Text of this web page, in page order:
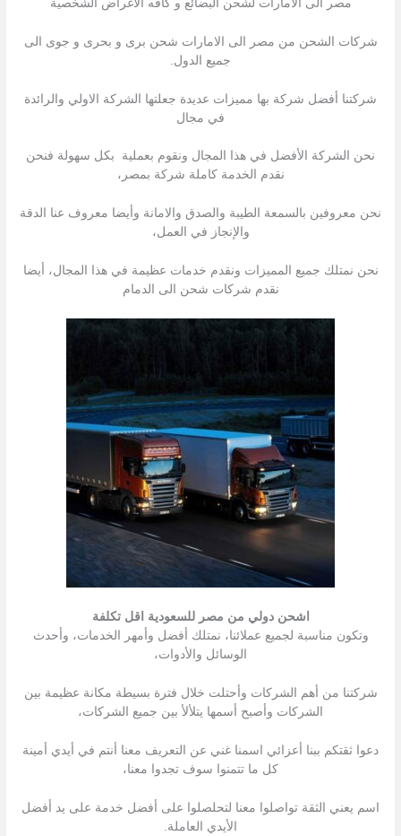
مصر الى الامارات لشحن البضائع و كافه الاغراض الشخصية
شركات الشحن من مصر الى الامارات شحن برى و بحرى و جوى الى
جميع الدول.
شركتنا أفضل شركة بها مميزات عديدة جعلتها الشركة الاولي والرائدة
في مجال
نحن الشركة الأفضل في هذا المجال ونقوم بعملية بكل سهولة فنحن
نقدم الخدمة كاملة شركة بمصر،
نحن معروفين بالسمعة الطيبة والصدق والامانة وأيضا معروف عنا الدقة
والإنجاز في العمل،
نحن نمتلك جميع المميزات ونقدم خدمات عظيمة في هذا المجال، أيضا
نقدم شركات شحن الى الدمام
اشحن دولي من مصر للسعودية اقل تكلفة
وتكون مناسبة لجميع عملائنا، نمتلك أفضل وأمهر الخدمات، وأحدث
الوسائل والأدوات،
شركتنا من أهم الشركات وأحتلت خلال فترة بسيطة مكانة عظيمة بين
الشركات وأصبح أسمها يتلألأ بين جميع الشركات،
دعوا ثقتكم ببنا أعزائي اسمنا غني عن التعريف معنا أنتم في أيدي أمينة
كل ما تتمنوا سوف تجدوا معنا،
اسم يعني الثقة تواصلوا معنا لتحلصلوا على أفضل خدمة على يد أفضل
الأيدي العاملة.